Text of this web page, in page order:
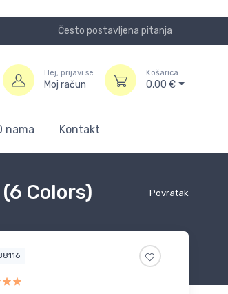
Često postavljena pitanja
Hej, prijavi se
Moj račun
Košarica
0,00 €
nama Kontakt
Povratak
Colors)